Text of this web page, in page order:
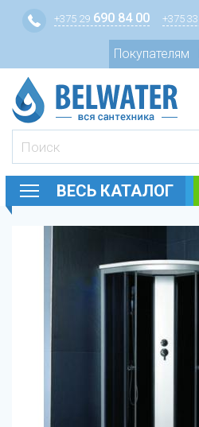
+375 29 690 84 00 +375 33
Покупателям
ВЕСЬ КАТАЛОГ